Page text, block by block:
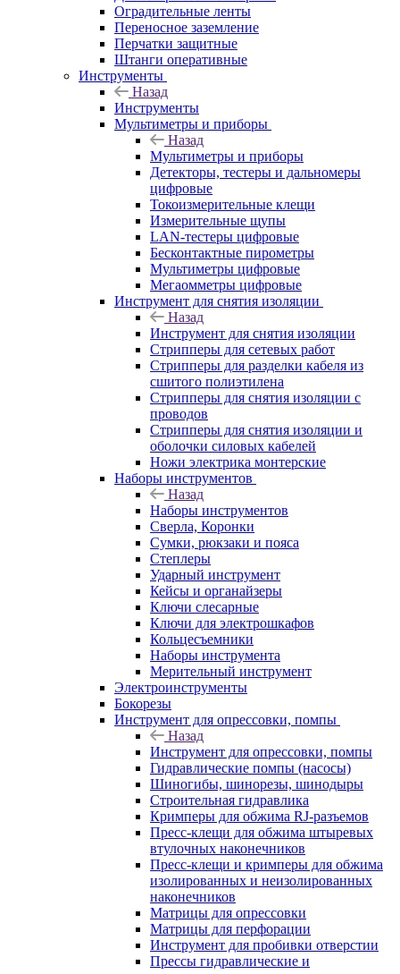
Оградительные ленты
Переносное заземление
Перчатки защитные
Штанги оперативные
Инструменты
Назад
Инструменты
Мультиметры и приборы
Назад
Мультиметры и приборы
Детекторы, тестеры и дальномеры
цифровые
Токоизмерительные клещи
Измерительные щупы
LAN-тестеры цифровые
Бесконтактные пирометры
Мультиметры цифровые
Мегаомметры цифровые
Инструмент для снятия изоляции
Назад
Инструмент для снятия изоляции
Стрипперы для сетевых работ
Стрипперы для разделки кабеля из
сшитого полиэтилена
Cтрипперы для снятия изоляции с
проводов
Стрипперы для снятия изоляции и
оболочки силовых кабелей
Ножи электрика монтерские
Наборы инструментов
Назад
Наборы инструментов
Сверла, Коронки
Сумки, рюкзаки и пояса
Степлеры
Ударный инструмент
Кейсы и органайзеры
Ключи слесарные
Ключи для электрошкафов
Кольцесъемники
Наборы инструмента
Мерительный инструмент
Электроинструменты
Бокорезы
Инструмент для опрессовки, помпы
Назад
Инструмент для опрессовки, помпы
Гидравлические помпы (насосы)
Шиногибы, шинорезы, шинодыры
Строительная гидравлика
Кримперы для обжима RJ-разъемов
Пресс-клещи для обжима штыревых
втулочных наконечников
Пресс-клещи и кримперы для обжима
изолированных и неизолированных
наконечников
Матрицы для опрессовки
Матрицы для перфорации
Инструмент для пробивки отверстии
Прессы гидравлические и